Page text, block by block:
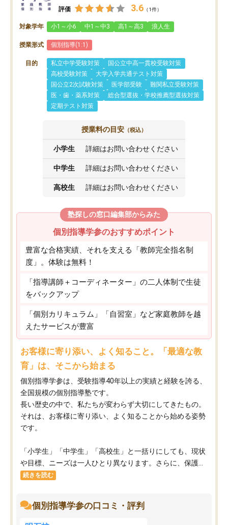
評価 3.6 （1件）
対象学年 小1～小6 中1～中3 高1～高3 浪人生
授業形式 個別指導(1:1)
目的 私立中学受験対策
国公立中高一貫校受験対策
高校受験対策
大学入学共通テスト対策
国公立2次試験対策
医学部受験
難関私立受験対策
医・歯・薬系対策
総合型選抜・学校推薦型選抜対策
定期テスト対策
授業料の目安 （税込）
小学生 詳細はお問い合わせください
中学生 詳細はお問い合わせください
高校生 詳細はお問い合わせください
塾探しの窓口編集部からみた
個別指導学参のおすすめポイント
豊富な合格実績、それを支える「教師完全指名制
度」。体験は無料！
「指導講師＋コーディネーター」の二人体制で生徒
をバックアップ
「個別カリキュラム」「自習室」など家庭教師を越
えたサービスが豊富
お客様に寄り添い、よく知ること。「最適な教
育」は、そこから始まる
個別指導学参は、受験指導40年以上の実績と経験を誇る、
全国規模の個別指導塾です。
長い歴史の中で、私たちが変わらず大切にしてきたもの。
それは、お客様に寄り添い、よく知ることから始める姿勢
です。
「小学生」「中学生」「高校生」と一括りにしても、現状
や目標、ニーズは一人ひとり異なります。さらに、保護...
続きを読む
個別指導学参の口コミ・評判